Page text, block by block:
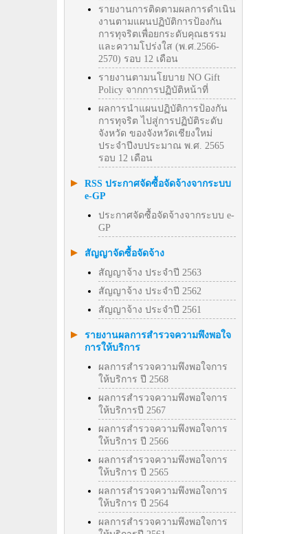
รายงานการติดตามผลการดำเนิน
งานตามแผนปฏิบัติการป้องกัน
การทุจริตเพื่อยกระดับคุณธรรม
และความโปร่งใส (พ.ศ.2566-
2570) รอบ 12 เดือน
รายงานตามนโยบาย NO Gift
Policy จากการปฏิบัติหน้าที่
ผลการนำแผนปฏิบัติการป้องกัน
การทุจริต ไปสู่การปฏิบัติระดับ
จังหวัด ของจังหวัดเชียงใหม่
ประจำปีงบประมาณ พ.ศ. 2565
รอบ 12 เดือน
RSS ประกาศจัดซื้อจัดจ้างจากระบบ
e-GP
ประกาศจัดซื้อจัดจ้างจากระบบ e-
GP
สัญญาจัดซื้อจัดจ้าง
สัญญาจ้าง ประจำปี 2563
สัญญาจ้าง ประจำปี 2562
สัญญาจ้าง ประจำปี 2561
รายงานผลการสำรวจความพึงพอใจ
การให้บริการ
ผลการสำรวจความพึงพอใจการ
ให้บริการ ปี 2568
ผลการสำรวจความพึงพอใจการ
ให้บริการปี 2567
ผลการสำรวจความพึงพอใจการ
ให้บริการ ปี 2566
ผลการสำรวจความพึงพอใจการ
ให้บริการ ปี 2565
ผลการสำรวจความพึงพอใจการ
ให้บริการ ปี 2564
ผลการสำรวจความพึงพอใจการ